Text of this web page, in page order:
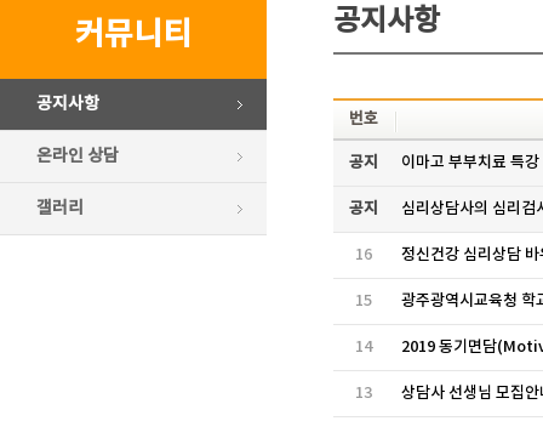
커뮤니티
공지사항
온라인 상담
갤러리
공지사항
번호
공지 이마고 부부치료 특강
공지 심리상담사의 심리검
16 정신건강 심리상담
15 광주광역시교육청 학
14 2019 동기면담
13 상담사 선생님 모집안